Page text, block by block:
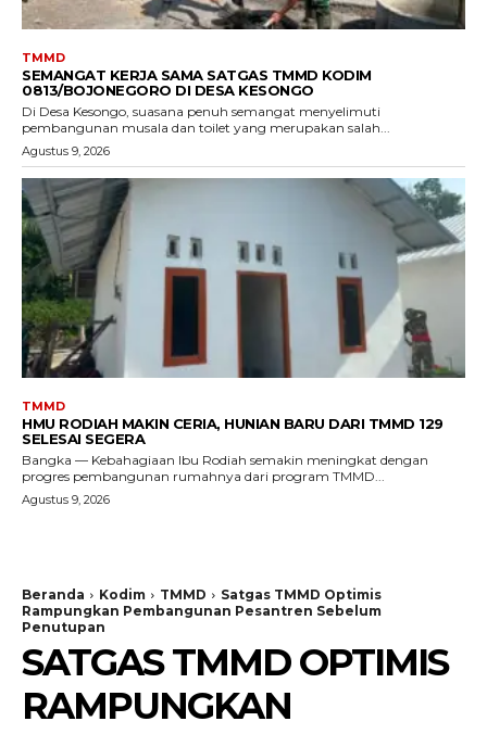
TMMD
SEMANGAT KERJA SAMA SATGAS TMMD KODIM
0813/BOJONEGORO DI DESA KESONGO
Di Desa Kesongo, suasana penuh semangat menyelimuti
pembangunan musala dan toilet yang merupakan salah...
Agustus 9, 2026
TMMD
HMU RODIAH MAKIN CERIA, HUNIAN BARU DARI TMMD 129
SELESAI SEGERA
Bangka — Kebahagiaan Ibu Rodiah semakin meningkat dengan
progres pembangunan rumahnya dari program TMMD...
Agustus 9, 2026